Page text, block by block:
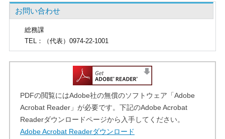
お問い合わせ
総務課
TEL ：（代表）0974-22-1001
PDFの閲覧にはAdobe社の無償のソフトウェア「Adobe
Acrobat Reader」が必要です。下記のAdobe Acrobat
Readerダウンロードページから入手してください。
Adobe Acrobat Readerダウンロード